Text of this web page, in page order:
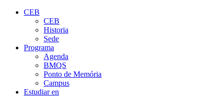
CEB
CEB
Historia
Sede
Programa
Agenda
BMQS
Ponto de Memória
Campus
Estudiar en